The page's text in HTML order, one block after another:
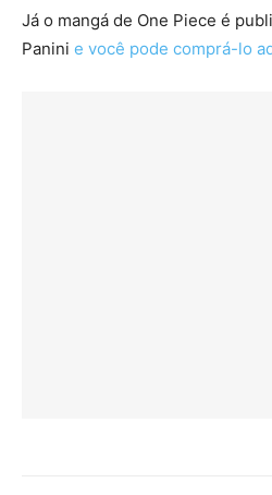
Já o mangá de One Piece é
Panini e você pode comprá-lo